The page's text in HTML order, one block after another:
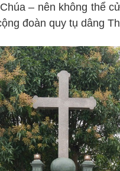
– nên không thể
đoàn quy tụ dâng